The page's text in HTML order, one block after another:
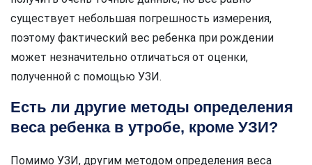
существует небольшая погрешность измерения,
поэтому фактический вес ребенка при рождении
может незначительно отличаться от оценки,
полученной с помощью УЗИ.
Есть ли другие методы определения
веса ребенка в утробе, кроме УЗИ?
Помимо УЗИ, другим методом определения веса